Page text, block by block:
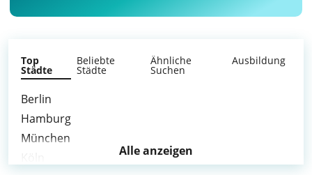
Top
Städte
Beliebte
Städte
Ähnliche
Suchen
Ausbildung
Berlin
Hamburg
München
Alle anzeigen